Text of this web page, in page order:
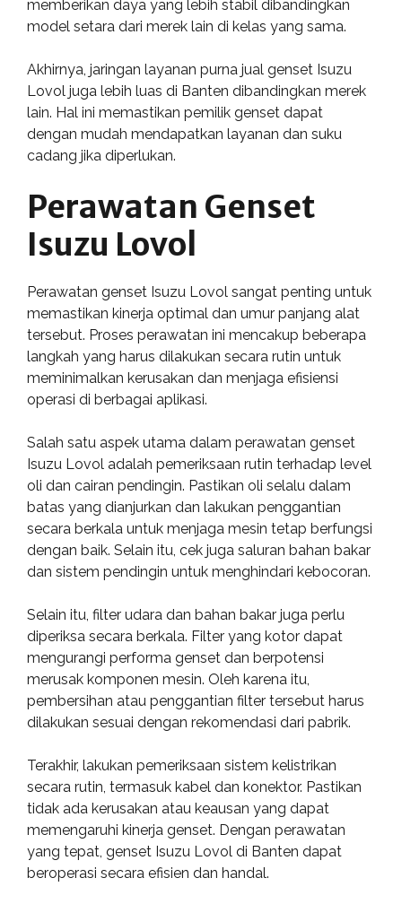
memberikan daya yang lebih stabil dibandingkan
model setara dari merek lain di kelas yang sama.
Akhirnya, jaringan layanan purna jual genset Isuzu
Lovol juga lebih luas di Banten dibandingkan merek
lain. Hal ini memastikan pemilik genset dapat
dengan mudah mendapatkan layanan dan suku
cadang jika diperlukan.
Perawatan Genset
Isuzu Lovol
Perawatan genset Isuzu Lovol sangat penting untuk
memastikan kinerja optimal dan umur panjang alat
tersebut. Proses perawatan ini mencakup beberapa
langkah yang harus dilakukan secara rutin untuk
meminimalkan kerusakan dan menjaga efisiensi
operasi di berbagai aplikasi.
Salah satu aspek utama dalam perawatan genset
Isuzu Lovol adalah pemeriksaan rutin terhadap level
oli dan cairan pendingin. Pastikan oli selalu dalam
batas yang dianjurkan dan lakukan penggantian
secara berkala untuk menjaga mesin tetap berfungsi
dengan baik. Selain itu, cek juga saluran bahan bakar
dan sistem pendingin untuk menghindari kebocoran.
Selain itu, filter udara dan bahan bakar juga perlu
diperiksa secara berkala. Filter yang kotor dapat
mengurangi performa genset dan berpotensi
merusak komponen mesin. Oleh karena itu,
pembersihan atau penggantian filter tersebut harus
dilakukan sesuai dengan rekomendasi dari pabrik.
Terakhir, lakukan pemeriksaan sistem kelistrikan
secara rutin, termasuk kabel dan konektor. Pastikan
tidak ada kerusakan atau keausan yang dapat
memengaruhi kinerja genset. Dengan perawatan
yang tepat, genset Isuzu Lovol di Banten dapat
beroperasi secara efisien dan handal.